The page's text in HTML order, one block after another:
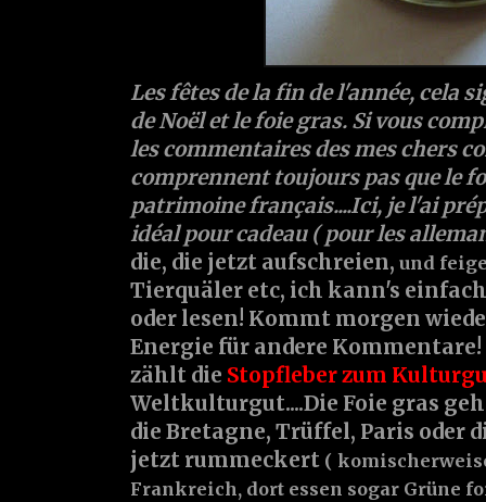
Les fêtes de la fin de l'année, cela
de Noël et le foie gras. Si vous
les commentaires des mes chers
comprennent toujours pas que le
patrimoine français....Ici, je l'ai
idéal pour cadeau ( pour les
die, die jetzt aufschreien, und
Tierquäler etc, ich kann's
oder lesen! Kommt morgen
Energie für andere
zählt die Stopfleber zum
Weltkulturgut....Die Foie gras
die Bretagne, Trüffel, Paris oder
jetzt rummeckert (
Frankreich, dort essen sogar Grüne